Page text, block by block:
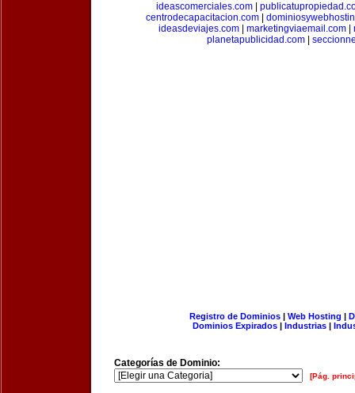
ideascomerciales.com|
centrodecapacitacion.com
ideasdeviajes.com| marketingviaemail.com|
planetapublicidad.com|
Registro de Dominios| Web Hosting |
Dominios Expirados | Industrias |
Categorías de Dominio:
[Pág.